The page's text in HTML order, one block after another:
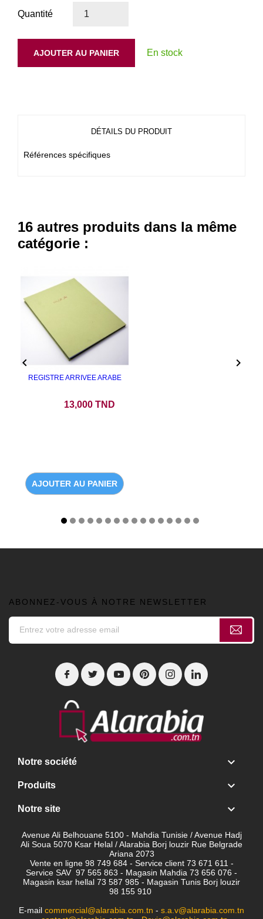
Quantité
AJOUTER AU PANIER En stock
DÉTAILS DU PRODUIT
Références spécifiques
16 autres produits dans la même
catégorie :
REGISTRE ARRIVEE ARABE
13,000 TND
AJOUTER AU PANIER
 
ABONNEZ-VOUS À NOTRE NEWSLETTER
Notre société 
Produits 
Notre site 
Avenue Ali Belhouane 5100 - Mahdia Tunisie / Avenue Hadj
Ali Soua 5070 Ksar Helal / Alarabia Borj louzir Rue Belgrade
Ariana 2073
Vente en ligne 98 749 684 - Service client 73 671 611 -
Service SAV 97 565 863 - Magasin Mahdia 73 656 076 -
Magasin ksar hellal 73 587 985 - Magasin Tunis Borj louzir
98 155 910
E-mail commercial@alarabia.com.tn - s.a.v@alarabia.com.tn